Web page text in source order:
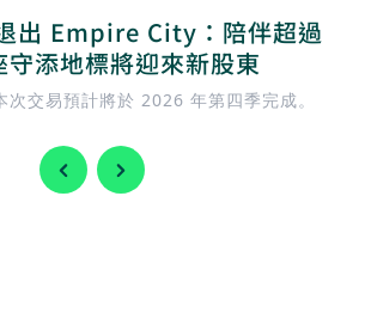
出 Empire City：陪伴超過
添地標將迎來新股東
次交易預計將於 2026 年第四季完成。